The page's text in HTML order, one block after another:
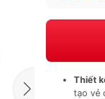
Thiết
tạo vẻ